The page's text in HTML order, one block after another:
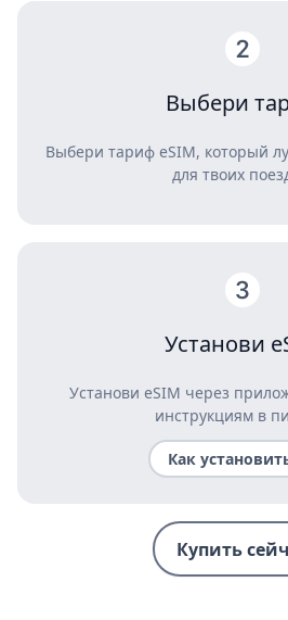
Выбери
Выбери тариф eSIM, который
для твоих
Установи
Установи eSIM через
инструкциям в
Как
Купить